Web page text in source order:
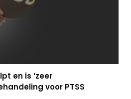
en is ‘zeer
voor PTSS